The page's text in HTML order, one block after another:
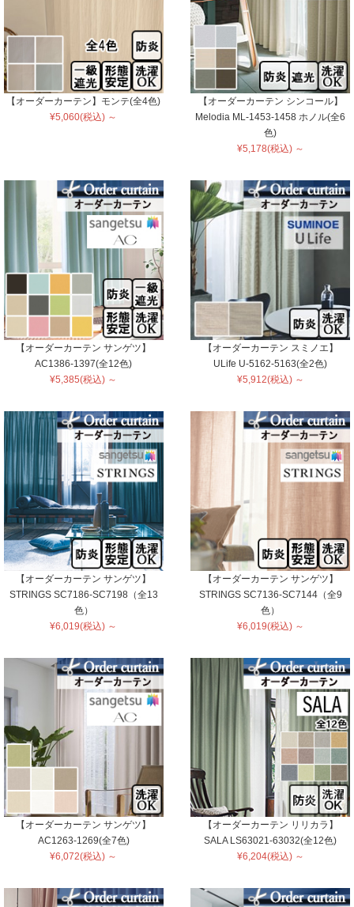
【オーダーカーテン】モンテ(全4色)
¥5,060(税込) ～
【オーダーカーテン シンコール】
Melodia ML-1453-1458 ホノル(全6
色)
¥5,178(税込) ～
【オーダーカーテン サンゲツ】
AC1386-1397(全12色)
¥5,385(税込) ～
【オーダーカーテン スミノエ】
ULife U-5162-5163(全2色)
¥5,912(税込) ～
【オーダーカーテン サンゲツ】
STRINGS SC7186-SC7198（全13
色）
¥6,019(税込) ～
【オーダーカーテン サンゲツ】
STRINGS SC7136-SC7144（全9
色）
¥6,019(税込) ～
【オーダーカーテン サンゲツ】
AC1263-1269(全7色)
¥6,072(税込) ～
【オーダーカーテン リリカラ】
SALA LS63021-63032(全12色)
¥6,204(税込) ～